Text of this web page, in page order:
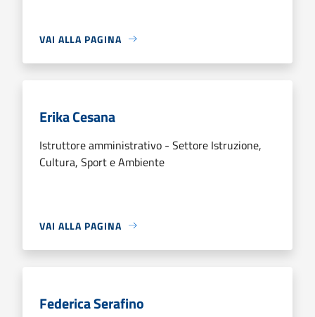
VAI ALLA PAGINA
Erika Cesana
Istruttore amministrativo - Settore Istruzione,
Cultura, Sport e Ambiente
VAI ALLA PAGINA
Federica Serafino